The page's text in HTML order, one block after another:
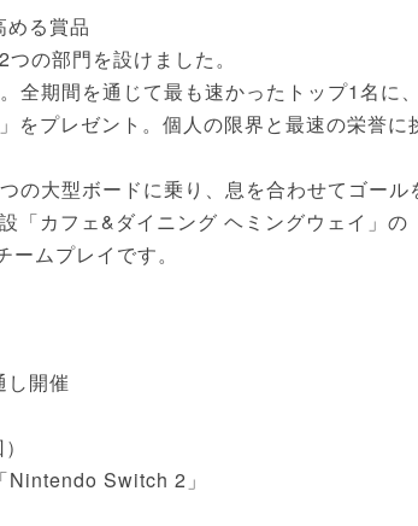
る賞品
の部門を設けました。
期間を通じて最も速かったトップ1名に、
プレゼント。個人の限界と最速の栄誉に
の大型ボードに乗り、息を合わせてゴール
「カフェ&ダイニング ヘミングウェイ」の
ムプレイです。
開催
Switch 2」